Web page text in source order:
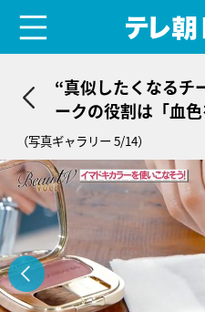
“真似したくなるチ
ークの役割は「血色
（写真ギャラリー 5/14）